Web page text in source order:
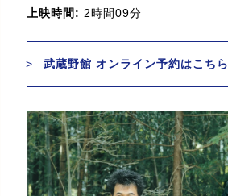
上映時間: 2時間09分
武蔵野館 オンライン予約はこちら